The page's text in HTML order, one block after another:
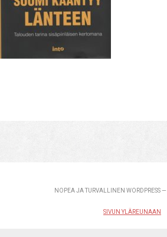
NOPEA JA TURVALLINEN WORDPRESS —
SIVUN YLÄREUNAAN